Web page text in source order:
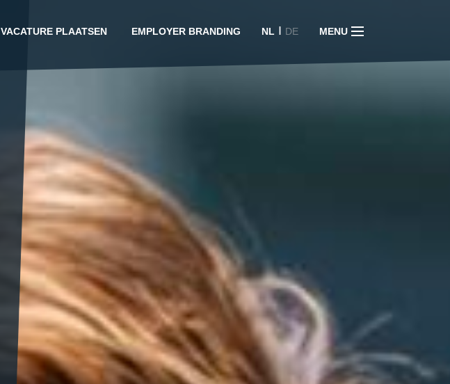
VACATURE PLAATSEN EMPLOYER BRANDING NL I DE MENU